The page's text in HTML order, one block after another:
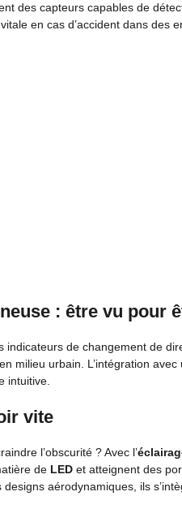
des capteurs capables de
en cas d’accident dans des
: être vu pour
de changement de
milieu urbain. L’intégration avec
intuitive.
vite
l’obscurité ? Avec l’
de LED et atteignent des
aérodynamiques, ils